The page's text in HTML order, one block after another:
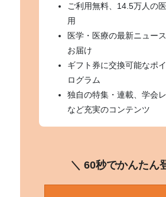
ご利用無料、14.5万人の
用
医学・医療の最新ニュー
お届け
ギフト券に交換可能なポ
ログラム
独自の特集・連載、学会
など充実のコンテンツ
＼ 60秒でかんたん